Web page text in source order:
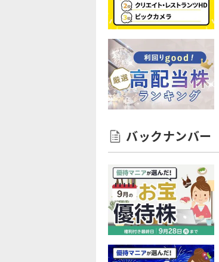
バックナンバー